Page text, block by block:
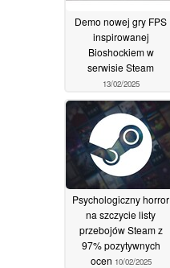
Demo nowej gry FPS
inspirowanej
Bioshockiem w
serwisie Steam
13/02/2025
Psychologiczny horror
na szczycie listy
przebojów Steam z
97% pozytywnych
ocen 10/02/2025